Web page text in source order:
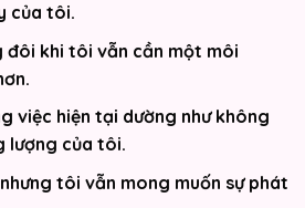
của tôi.
đôi khi tôi vẫn cần một môi
việc hiện tại dường như không
lượng của tôi.
tôi vẫn mong muốn sự phát